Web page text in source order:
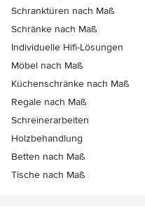
Schranktüren nach Maß
Schränke nach Maß
Individuelle Hifi-Lösungen
Möbel nach Maß
Küchenschränke nach Maß
Regale nach Maß
Schreinerarbeiten
Holzbehandlung
Betten nach Maß
Tische nach Maß